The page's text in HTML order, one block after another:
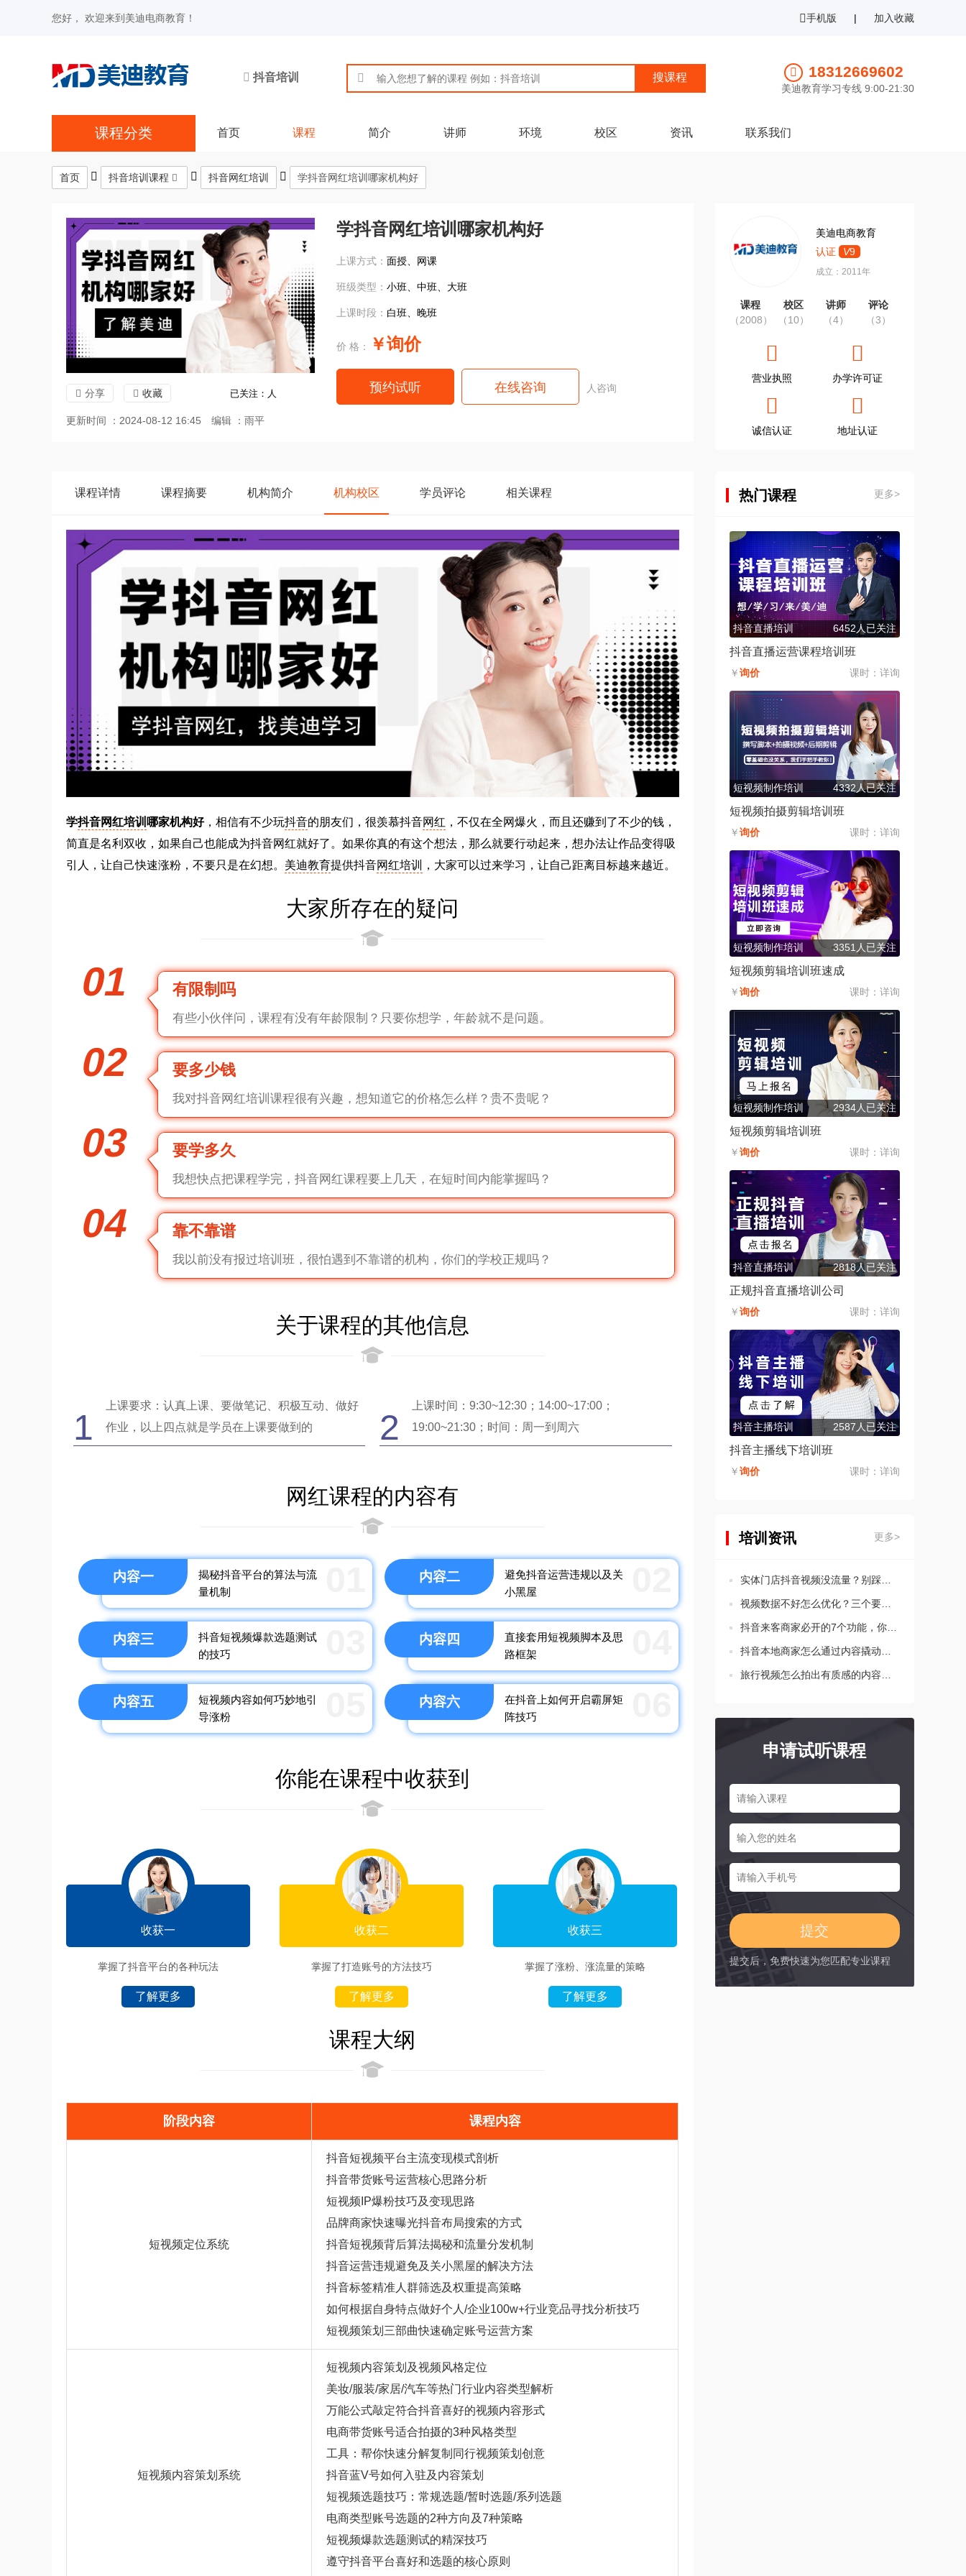
您好， 欢迎来到美迪电商教育！ 手机版 | 加入收藏
抖音培训 18312669602
美迪教育学习专线 9:00-21:30
课程分类 首页 课程 简介 讲师 环境 校区 资讯 联系我们
首页 抖音培训课程 抖音网红培训 学抖音网红培训哪家机构好
分享 收藏 已关注： 人
更新时间 ：2024-08-12 16:45 编辑 ：雨平
学抖音网红培训哪家机构好
上课方式：面授、网课
班级类型：小班、中班、大班
上课时段： 白班、晚班
价 格： ￥询价
预约试听 在线咨询 人咨询
美迪电商教育
认证
V9
成立：2011年
课程
（2008）
校区
（10）
讲师
（4）
评论
（3）
营业执照 办学许可证
诚信认证 地址认证
课程详情 课程摘要 机构简介 机构校区 学员评论 相关课程
学抖音网红培训 哪家机构好，相信有不少玩抖音的朋友们，很羡慕抖音网红 ，不仅在全网爆火，而且还赚到了不少的钱，
简直是名利双收，如果自己也能成为抖音网红就好了。如果你真的有这个想法，那么就要行动起来，想办法让作品变得吸
引人，让自己快速涨粉，不要只是在幻想。 美迪教育提供抖音网红培训 ，大家可以过来学习，让自己距离目标越来越近。
大家所存在的疑问
01 有限制吗
有些小伙伴问，课程有没有年龄限制？只要你想学，年龄就不是问题。
02 要多少钱
我对抖音网红培训课程很有兴趣，想知道它的价格怎么样？贵不贵呢？
03 要学多久
我想快点把课程学完，抖音网红课程要上几天，在短时间内能掌握吗？
04 靠不靠谱
我以前没有报过培训班，很怕遇到不靠谱的机构，你们的学校正规吗？
关于课程的其他信息
1
上课要求：认真上课、要做笔记、积极互动、做好
作业，以上四点就是学员在上课要做到的
2
上课时间：9:30~12:30；14:00~17:00；
19:00~21:30；时间：周一到周六
网红课程的内容有
内容一
揭秘抖音平台的算法与流
量机制
内容二
避免抖音运营违规以及关
小黑屋
内容三
抖音短视频爆款选题测试
的技巧
内容四
直接套用短视频脚本及思
路框架
内容五
短视频内容如何巧妙地引
导涨粉
内容六
在抖音上如何开启霸屏矩
阵技巧
你能在课程中收获到
收获一
掌握了抖音平台的各种玩法
了解更多
收获二
掌握了打造账号的方法技巧
了解更多
收获三
掌握了涨粉、涨流量的策略
了解更多
课程大纲
阶段内容 课程内容
短视频定位系统
抖音短视频平台主流变现模式剖析
抖音带货账号运营核心思路分析
短视频IP爆粉技巧及变现思路
品牌商家快速曝光抖音布局搜索的方式
抖音短视频背后算法揭秘和流量分发机制
抖音运营违规避免及关小黑屋的解决方法
抖音标签精准人群筛选及权重提高策略
如何根据自身特点做好个人/企业100w+行业竞品寻找分析技巧
短视频策划三部曲快速确定账号运营方案
短视频内容策划系统
短视频内容策划及视频风格定位
美妆/服装/家居/汽车等热门行业内容类型解析
万能公式敲定符合抖音喜好的视频内容形式
电商带货账号适合拍摄的3种风格类型
工具：帮你快速分解复制同行视频策划创意
抖音蓝V号如何入驻及内容策划
短视频选题技巧：常规选题/暂时选题/系列选题
电商类型账号选题的2种方向及7种策略
短视频爆款选题测试的精深技巧
遵守抖音平台喜好和选题的核心原则
热门课程 更多>
抖音直播培训 6452人已关注
抖音直播运营课程培训班
￥询价 课时： 详询
短视频制作培训 4332人已关注
短视频拍摄剪辑培训班
￥询价 课时： 详询
短视频制作培训 3351人已关注
短视频剪辑培训班速成
￥询价 课时： 详询
短视频制作培训 2934人已关注
短视频剪辑培训班
￥询价 课时： 详询
抖音直播培训 2818人已关注
正规抖音直播培训公司
￥询价 课时： 详询
抖音主播培训 2587人已关注
抖音主播线下培训班
￥询价 课时： 详询
培训资讯 更多>
实体门店抖音视频没流量？别踩这5个违规坑！
视频数据不好怎么优化？三个要点教会你分析思路！
抖音来客商家必开的7个功能，你都设置了吗？
抖音本地商家怎么通过内容撬动生意增长？这三点要知道！
旅行视频怎么拍出有质感的内容？新手必学的三个技巧
申请试听课程
提交后，免费快速为您匹配专业课程